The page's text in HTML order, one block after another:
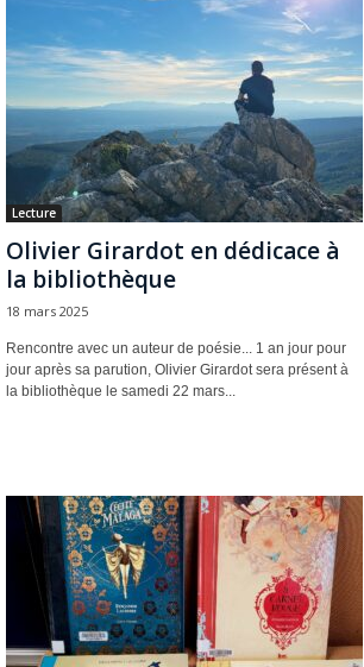
Lecture
Olivier Girardot en dédicace à
la bibliothèque
18 mars 2025
Rencontre avec un auteur de poésie... 1 an jour pour
jour après sa parution, Olivier Girardot sera présent à
la bibliothèque le samedi 22 mars...